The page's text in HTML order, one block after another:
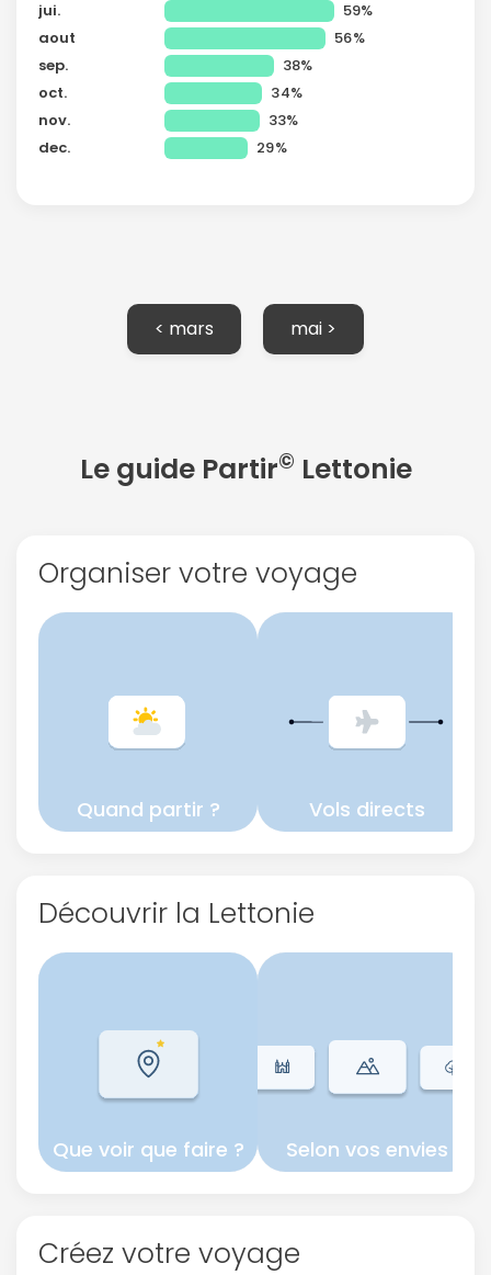
jui.
59%
aout
56%
sep.
38%
oct.
34%
nov.
33%
dec.
29%
< mars mai >
Le guide Partir© Lettonie
Organiser votre voyage
Quand partir ? Vols directs
Découvrir la Lettonie
Que voir que faire ? Selon vos envies
Créez votre voyage
ou connectez-vous par mail
Politique de